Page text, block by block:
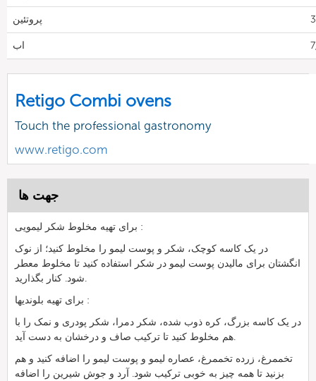
پروتئین
اب
Retigo Combi ovens
Touch the professional gastronomy
www.retigo.com
جهت ها
برای تهیه مخلوط شکر لیمویی :
در یک کاسه کوچک، شکر و پوست لیمو را مخلوط کنید؛ از نوک
انگشتان برای مالیدن پوست لیمو در شکر استفاده کنید تا مخلوط معطر
شود. کنار بگذارید.
برای تهیه بلوندیها :
در یک کاسه بزرگ، کره ذوب شده، شکر دمرا، شکر پودری و نمک را با
هم مخلوط کنید تا ترکیب صاف و درخشان به دست آید.
تخممرغ، زرده تخممرغ، عصاره لیمو و پوست لیمو را اضافه کنید و هم
بزنید تا همه چیز به خوبی ترکیب شود. آرد و جوش شیرین را اضافه